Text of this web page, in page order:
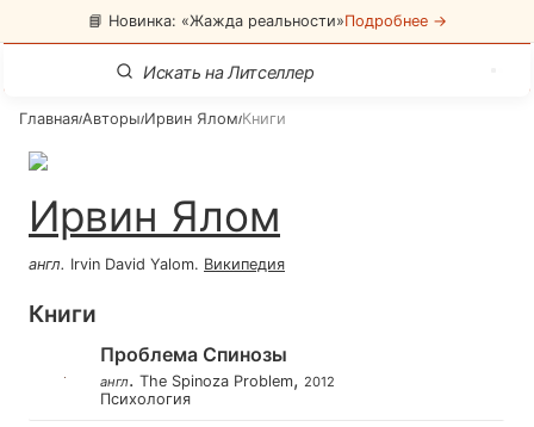
📘 Новинка: «Жажда реальности»Подробнее →
Главная/Авторы/Ирвин Ялом/Книги
Ирвин Ялом
англ. Irvin David Yalom. Википедия
Книги
Проблема Спинозы
англ. The Spinoza Problem, 2012
Психология